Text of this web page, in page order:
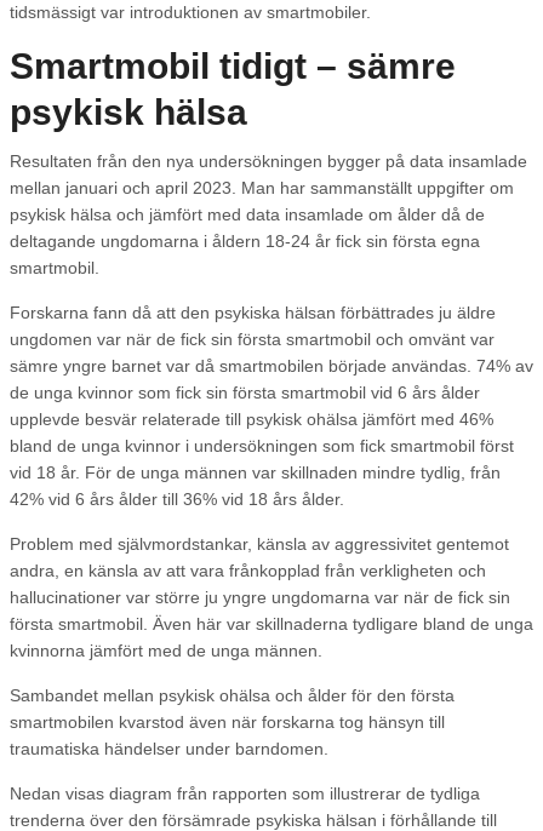
tidsmässigt var introduktionen av smartmobiler.
Smartmobil tidigt – sämre
psykisk hälsa
Resultaten från den nya undersökningen bygger på data insamlade
mellan januari och april 2023. Man har sammanställt uppgifter om
psykisk hälsa och jämfört med data insamlade om ålder då de
deltagande ungdomarna i åldern 18-24 år fick sin första egna
smartmobil.
Forskarna fann då att den psykiska hälsan förbättrades ju äldre
ungdomen var när de fick sin första smartmobil och omvänt var
sämre yngre barnet var då smartmobilen började användas. 74% av
de unga kvinnor som fick sin första smartmobil vid 6 års ålder
upplevde besvär relaterade till psykisk ohälsa jämfört med 46%
bland de unga kvinnor i undersökningen som fick smartmobil först
vid 18 år. För de unga männen var skillnaden mindre tydlig, från
42% vid 6 års ålder till 36% vid 18 års ålder.
Problem med självmordstankar, känsla av aggressivitet gentemot
andra, en känsla av att vara frånkopplad från verkligheten och
hallucinationer var större ju yngre ungdomarna var när de fick sin
första smartmobil. Även här var skillnaderna tydligare bland de unga
kvinnorna jämfört med de unga männen.
Sambandet mellan psykisk ohälsa och ålder för den första
smartmobilen kvarstod även när forskarna tog hänsyn till
traumatiska händelser under barndomen.
Nedan visas diagram från rapporten som illustrerar de tydliga
trenderna över den försämrade psykiska hälsan i förhållande till